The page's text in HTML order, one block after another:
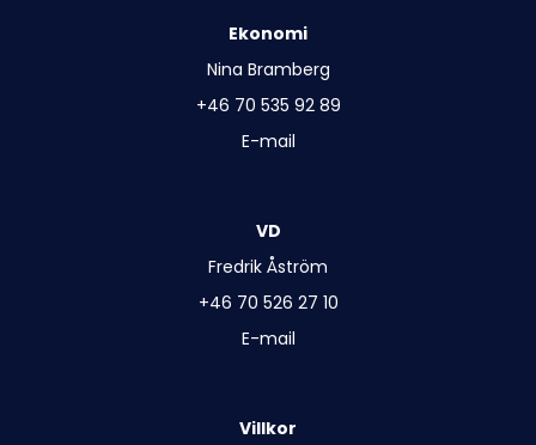
Ekonomi
Nina Bramberg
+46 70 535 92 89
E-mail
VD
Fredrik Åström
+46 70 526 27 10
E-mail
Villkor